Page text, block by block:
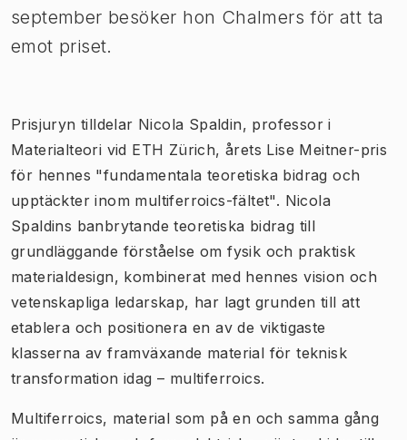
september besöker hon Chalmers för att ta
emot priset.
Prisjuryn tilldelar Nicola Spaldin, professor i
Materialteori vid ETH Zürich, årets Lise Meitner-pris
för hennes "fundamentala teoretiska bidrag och
upptäckter inom multiferroics-fältet". Nicola
Spaldins banbrytande teoretiska bidrag till
grundläggande förståelse om fysik och praktisk
materialdesign, kombinerat med hennes vision och
vetenskapliga ledarskap, har lagt grunden till att
etablera och positionera en av de viktigaste
klasserna av framväxande material för teknisk
transformation idag – multiferroics.
Multiferroics, material som på en och samma gång